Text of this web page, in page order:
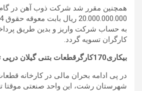
همچنین مقرر شد شرکت ذوب آهن در گام
به حساب شرکت واریز و بدین طریق
کارگران تسویه گردد.
بیکاری170کارگرقطعات بتنی گیلان درپی تعطیلی کارخانه
در پی ادامه بحران مالی در کارخانه
شهرستان رشت، این واحد صنعتی موقتا